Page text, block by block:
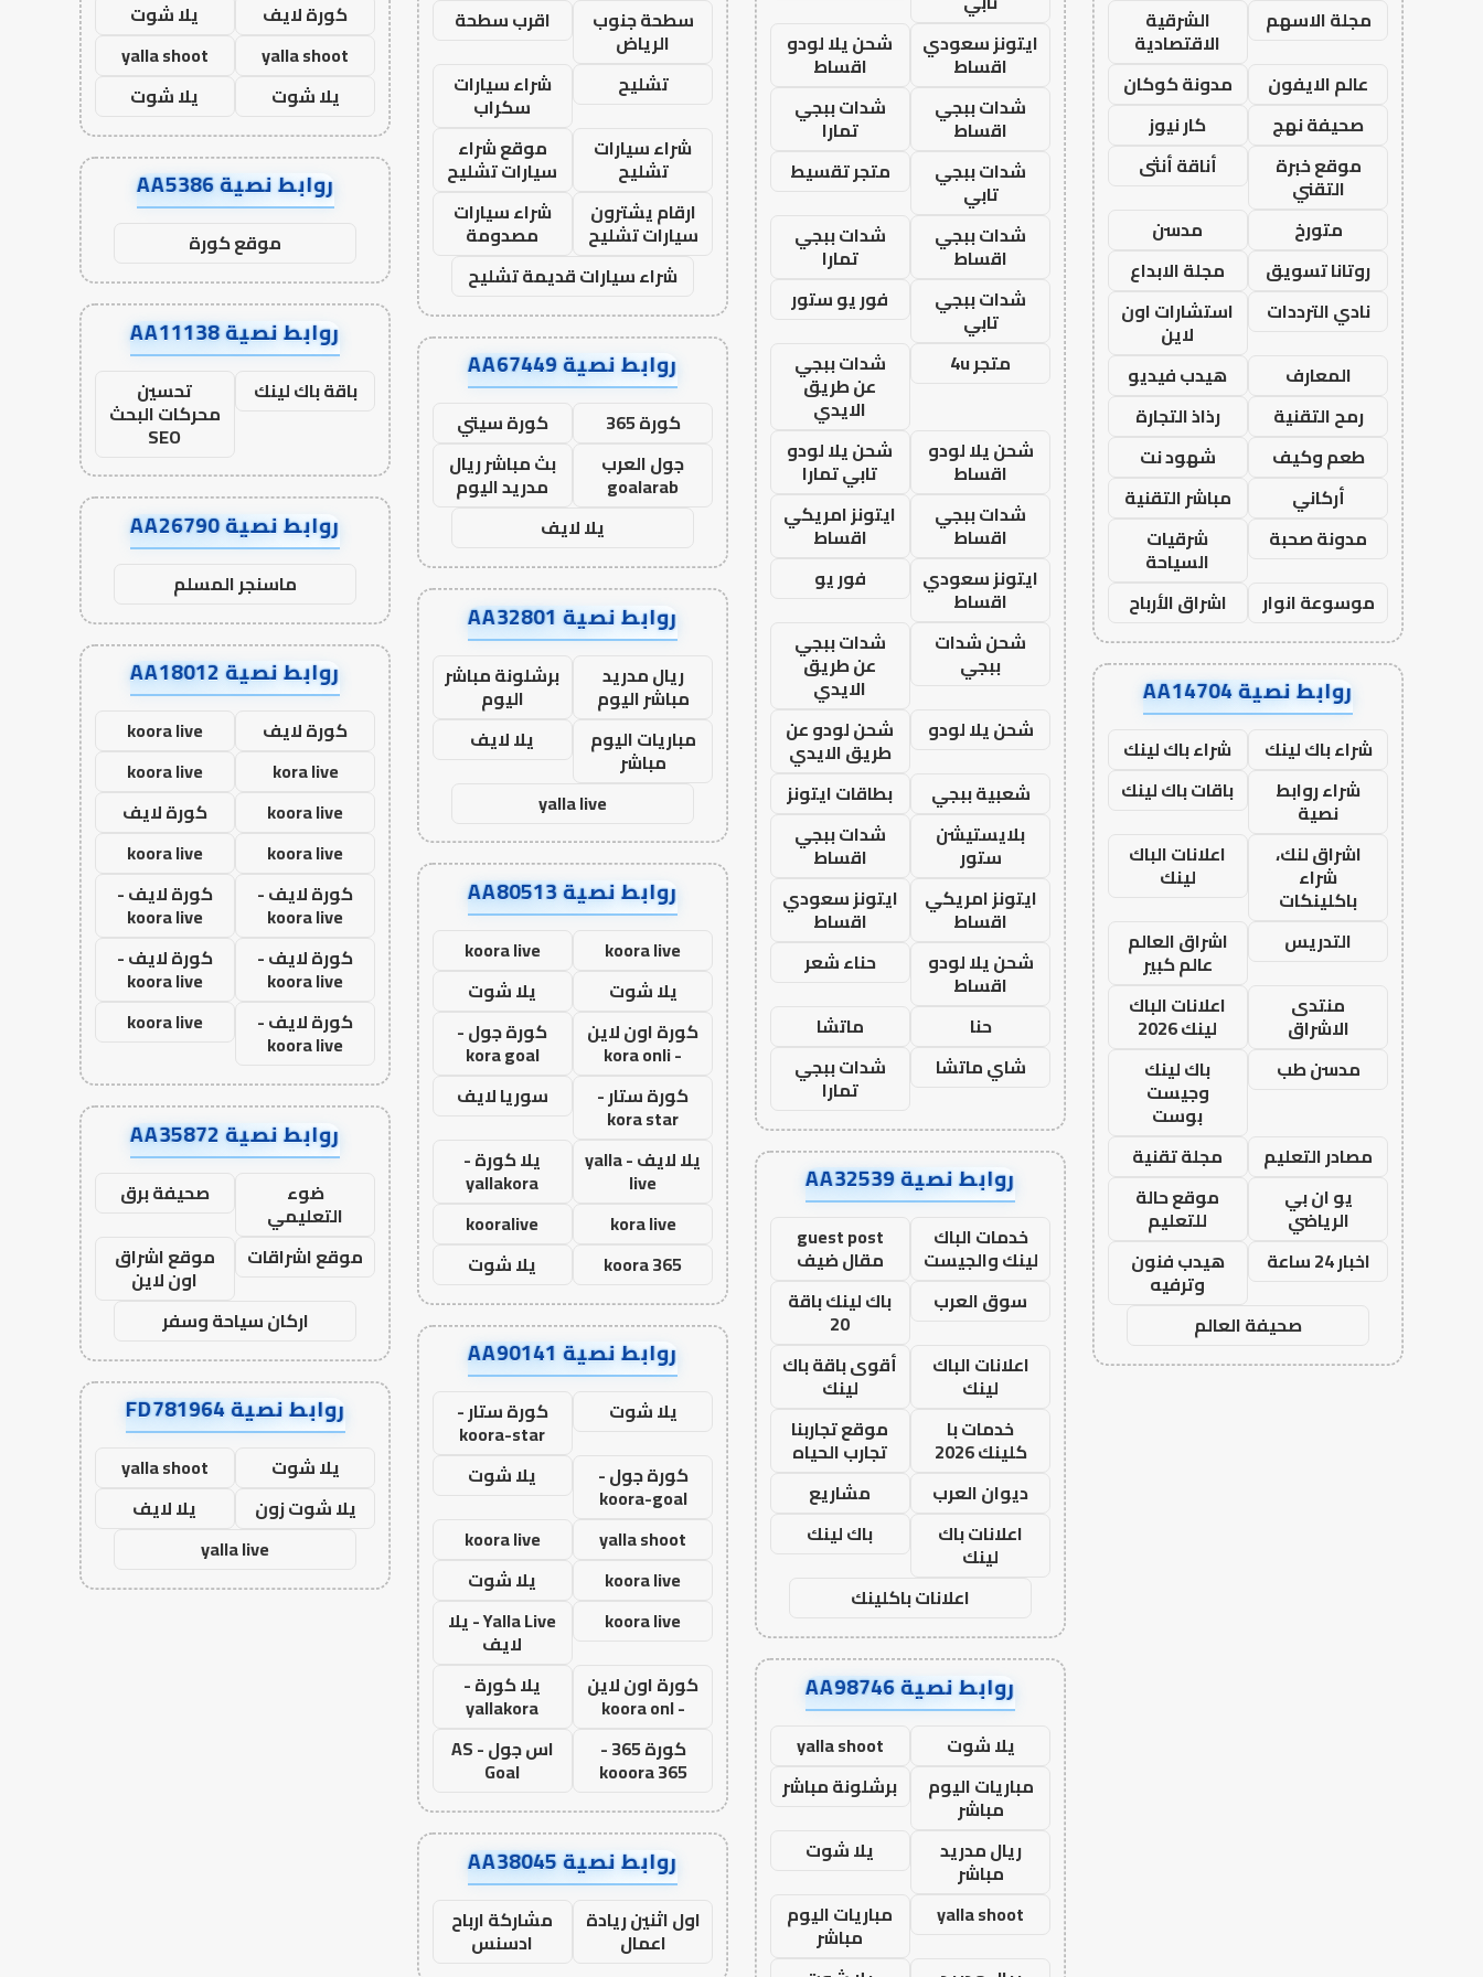
مجلة الاسهم
الشرقية
الاقتصادية
عالم الايفون
مدونة كوكان
صحيفة نهج
كار نيوز
موقع خبرة
التقني
أناقة أنثى
متورخ
مدسن
روتانا تسويق
مجلة الابداع
نادي الترددات
استشارات اون
لاين
المعارف
هيدب فيديو
رمح التقنية
رذاذ التجارة
طعم وكيف
شهود نت
أركاني
مباشر التقنية
مدونة صحبة
شرقيات
السياحة
موسوعة انوار
اشراق الأرباح
روابط نصية AA14704
شراء باك لينك
شراء باك لينك
شراء روابط
نصية
باقات باك لينك
اشراق لنك،
شراء
باكلينكات
اعلانات الباك
لينك
التدريس
اشراق العالم
عالم كبير
منتدى
الاشراق
اعلانات الباك
لينك 2026
مدسن طب
باك لينك
وجيست
بوست
مصادر التعليم
مجلة تقنية
يو ان بي
الرياضي
موقع حالة
للتعليم
اخبار 24 ساعة
هيدب فنون
وترفيه
صحيفة العالم
ايتونز سعودي
اقساط
شحن يلا لودو
اقساط
شدات ببجي
اقساط
شدات ببجي
تمارا
شدات ببجي
تابي
متجر تقسيط
شدات ببجي
اقساط
شدات ببجي
تمارا
شدات ببجي
تابي
فور يو ستور
متجر 4u
شدات ببجي
عن طريق
الايدي
شحن يلا لودو
اقساط
شحن يلا لودو
تابي تمارا
شدات ببجي
اقساط
ايتونز امريكي
اقساط
ايتونز سعودي
اقساط
فور يو
شحن شدات
ببجي
شدات ببجي
عن طريق
الايدي
شحن يلا لودو
شحن لودو عن
طريق الايدي
شعبية ببجي
بطاقات ايتونز
بلايستيشن
ستور
شدات ببجي
اقساط
ايتونز امريكي
اقساط
ايتونز سعودي
اقساط
شحن يلا لودو
اقساط
حناء شعر
حنا
ماتشا
شاي ماتشا
شدات ببجي
تمارا
روابط نصية AA32539
خدمات الباك
لينك والجيست
guest post
مقال ضيف
سوق العرب
باك لينك باقة
20
اعلانات الباك
لينك
أقوى باقة باك
لينك
خدمات با
كلينك 2026
موقع تجاربنا
تجارب الحياه
ديوان العرب
مشاريع
اعلانات باك
لينك
باك لينك
اعلانات باكلينك
روابط نصية AA98746
يلا شوت
yalla shoot
مباريات اليوم
مباشر
برشلونة مباشر
ريال مدريد
مباشر
يلا شوت
yalla shoot
مباريات اليوم
مباشر
سطحة جنوب
الرياض
اقرب سطحة
تشليح
شراء سيارات
سكراب
شراء سيارات
تشليح
موقع شراء
سيارات تشليح
ارقام يشترون
سيارات تشليح
شراء سيارات
مصدومة
شراء سيارات قديمة تشليح
روابط نصية AA67449
كورة 365
كورة سيتي
جول العرب
goalarab
بث مباشر ريال
مدريد اليوم
يلا لايف
روابط نصية AA32801
ريال مدريد
مباشر اليوم
برشلونة مباشر
اليوم
مباريات اليوم
مباشر
يلا لايف
yalla live
روابط نصية AA80513
koora live
koora live
يلا شوت
يلا شوت
كورة اون لاين
- kora onli
كورة جول -
kora goal
كورة ستار -
kora star
سوريا لايف
يلا لايف - yalla
live
يلا كورة -
yallakora
kora live
kooralive
koora 365
يلا شوت
روابط نصية AA90141
يلا شوت كورة ستار -
koora-star
كورة جول -
koora-goal
يلا شوت
yalla shoot
koora live
koora live
يلا شوت
koora live
Yalla Live - يلا
لايف
كورة اون لاين
- koora onl
يلا كورة -
yallakora
كورة 365 -
kooora 365
اس جول - AS
Goal
روابط نصية AA38045
اول اثنين ريادة
اعمال
مشاركة ارباح
ادسنس
كورة لايف
يلا شوت
yalla shoot
yalla shoot
يلا شوت
يلا شوت
روابط نصية AA5386
موقع كورة
روابط نصية AA11138
باقة باك لينك تحسين
محركات البحث
SEO
روابط نصية AA26790
ماسنجر المسلم
روابط نصية AA18012
كورة لايف
koora live
kora live
koora live
koora live
كورة لايف
koora live
koora live
كورة لايف -
koora live
كورة لايف -
koora live
كورة لايف -
koora live
كورة لايف -
koora live
كورة لايف -
koora live
koora live
روابط نصية AA35872
ضوء
التعليمي
صحيفة برق
موقع اشراقات
موقع اشراق
اون لاين
اركان سياحة وسفر
روابط نصية FD781964
يلا شوت
yalla shoot
يلا شوت زون
يلا لايف
yalla live